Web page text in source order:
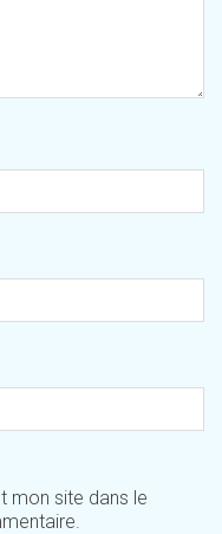
mon site dans le